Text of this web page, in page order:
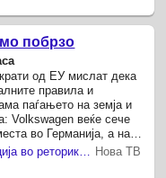
побрзо
од ЕУ мислат дека
правила и
паѓањето на земја и
Volkswagen веќе сече
во Германија, а на
и затворање
Нова ТВ